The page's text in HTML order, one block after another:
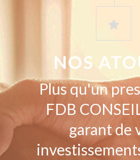
NOS
Plus qu'un
FDB
garant de